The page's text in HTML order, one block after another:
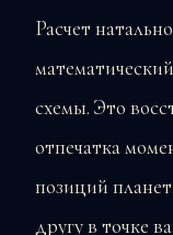
Расчет
схемы. Это
отпечатка
позиций
другу в точке